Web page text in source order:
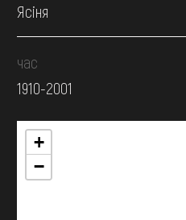
Ясіня
час
1910-2001
+
−